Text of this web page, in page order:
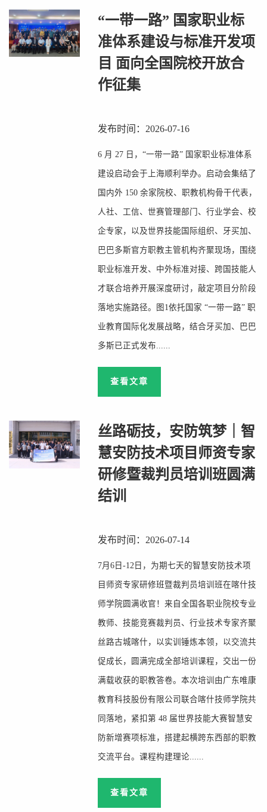
“一带一路” 国家职业标
准体系建设与标准开发项
目 面向全国院校开放合
作征集
发布时间：2026-07-16
6 月 27 日，“一带一路” 国家职业标准体系
建设启动会于上海顺利举办。启动会集结了
国内外 150 余家院校、职教机构骨干代表，
人社、工信、世赛管理部门、行业学会、校
企专家，以及世界技能国际组织、牙买加、
巴巴多斯官方职教主管机构齐聚现场，围绕
职业标准开发、中外标准对接、跨国技能人
才联合培养开展深度研讨，敲定项目分阶段
落地实施路径。图1依托国家 “一带一路” 职
业教育国际化发展战略，结合牙买加、巴巴
多斯已正式发布......
查看文章
丝路砺技，安防筑梦｜智
慧安防技术项目师资专家
研修暨裁判员培训班圆满
结训
发布时间：2026-07-14
7月6日-12日，为期七天的智慧安防技术项
目师资专家研修班暨裁判员培训班在喀什技
师学院圆满收官！来自全国各职业院校专业
教师、技能竞赛裁判员、行业技术专家齐聚
丝路古城喀什，以实训锤炼本领，以交流共
促成长，圆满完成全部培训课程，交出一份
满载收获的职教答卷。本次培训由广东唯康
教育科技股份有限公司联合喀什技师学院共
同落地，紧扣第 48 届世界技能大赛智慧安
防新增赛项标准，搭建起横跨东西部的职教
交流平台。课程构建理论......
查看文章